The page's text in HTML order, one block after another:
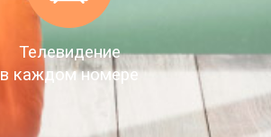
Телевидение
в каждом номере